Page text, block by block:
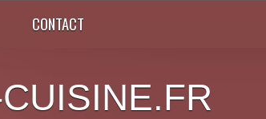
CONTACT